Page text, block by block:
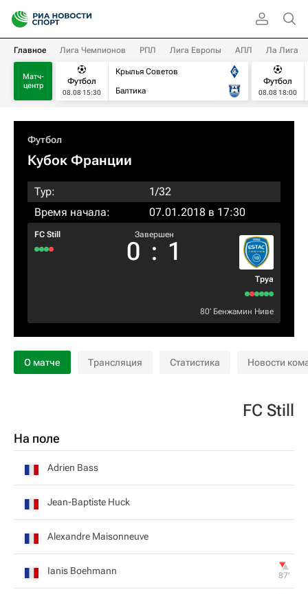
Главное Лига Чемпионов РПЛ Лига Европы АПЛ Ла Лига
Матч-
центр
Футбол
08.08 15:30
Крылья Советов
Балтика
Футбол
08.08 18:00
Футбол
Кубок Франции
Тур:
1/32
Время начала:
07.01.2018 в 17:30
FC Still Завершен
0 : 1
Труа
80‎’‎ Бенжамин Ниве
О матче Трансляция Статистика Новости
FC Still
На поле
Adrien Bass
Jean-Baptiste Huck
Alexandre Maisonneuve
Ianis Boehmann 87‎’‎